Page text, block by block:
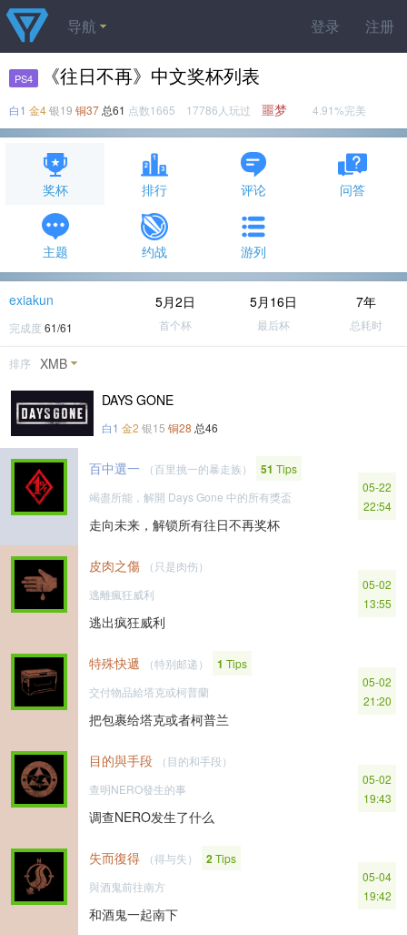
登录 注册
导航
PS4 《往日不再》中文奖杯列表
白1 金4银19 铜37 总61 点数1665 17786人玩过 噩梦 4.91%完美
奖杯 排行 评论 问答
主题 约战 游列
exiakun
完成度 61/61
5月2日
首个杯
5月16日
最后杯
7年
总耗时
排序 XMB
DAYS GONE
白1 金2 银15 铜28 总46
百中選一 （百里挑一的暴走族） 51 Tips
竭盡所能，解開 Days Gone 中的所有獎盃
走向未来，解锁所有往日不再奖杯
05-22
22:54
皮肉之傷
（只是肉伤）
逃離瘋狂威利
逃出疯狂威利
05-02
13:55
特殊快遞 （特别邮递） 1 Tips
交付物品給塔克或柯普蘭
把包裹给塔克或者柯普兰
05-02
21:20
目的與手段
（目的和手段）
查明NERO發生的事
调查NERO发生了什么
05-02
19:43
失而復得 （得与失） 2Tips
與酒鬼前往南方
和酒鬼一起南下
05-04
19:42